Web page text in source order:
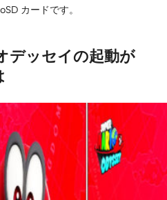
カードです。
デッセイの起動が